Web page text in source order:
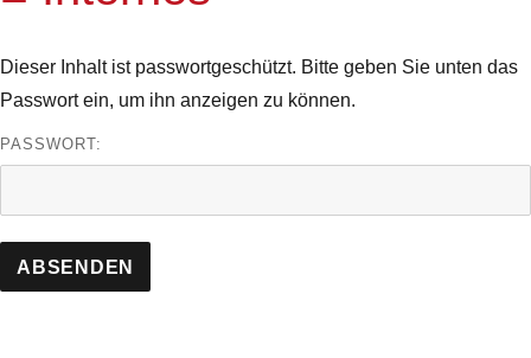
Dieser Inhalt ist passwortgeschützt. Bitte geben Sie unten das
Passwort ein, um ihn anzeigen zu können.
PASSWORT: